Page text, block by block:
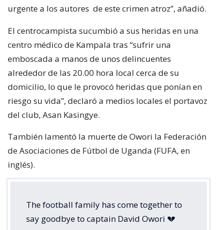
urgente a los autores de este crimen atroz”, añadió.
El centrocampista sucumbió a sus heridas en una
centro médico de Kampala tras “sufrir una
emboscada a manos de unos delincuentes
alrededor de las 20.00 hora local cerca de su
domicilio, lo que le provocó heridas que ponían en
riesgo su vida”, declaró a medios locales el portavoz
del club, Asan Kasingye.
También lamentó la muerte de Owori la Federación
de Asociaciones de Fútbol de Uganda (FUFA, en
inglés).
The football family has come together to
say goodbye to captain David Owori 💔